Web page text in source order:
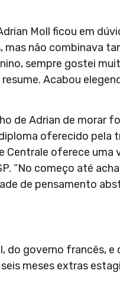
Moll ficou em
mas não combinava
sempre gostei
Acabou
de Adrian de morar
oferecido pela
Centrale oferece
“No começo até
de pensamento
do governo francês, e
meses extras